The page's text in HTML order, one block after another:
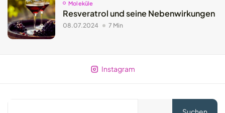
Moleküle
Resveratrol und seine Nebenwirkungen
08.07.2024 7 Min
Instagram